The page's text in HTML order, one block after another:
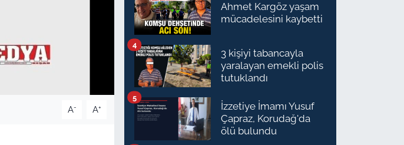
A- A+
Ahmet Kargöz yaşam
mücadelesini kaybetti
3 kişiyi tabancayla
yaralayan emekli polis
tutuklandı
4
İzzetiye İmamı Yusuf
Çapraz, Korudağ'da
ölü bulundu
5